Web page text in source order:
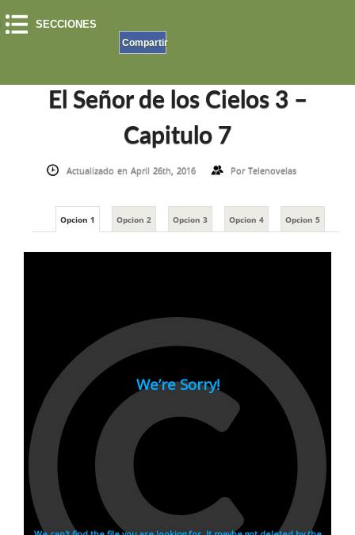
SECCIONES
Compartir
EL SEÑOR DE LOS CIELOS»EL SEÑOR DE LOS CIELOS 3 – CAPITULO 7
El Señor de los Cielos 3 –
Capitulo 7
Actualizado en April 26th, 2016 PorTelenovelas
Opcion 1 Opcion 2 Opcion 3 Opcion 4 Opcion 5